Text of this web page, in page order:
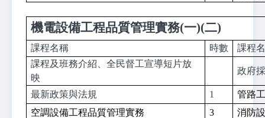
機電設備工程品質管理實務(一)(二)
課程名稱 時數
課程
課程及班務介紹、全民督工宣導短片放
映
政府
最新政策與法規 1
管路
空調設備工程品質管理實務
3
消防